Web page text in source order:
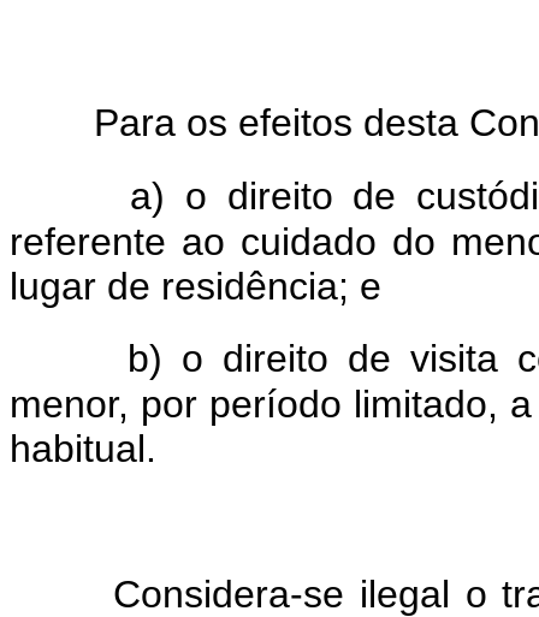
Para os efeitos desta
a) o direito de
referente ao cuidado do
lugar de residência; e
b) o direito de visita
menor, por período limitado,
habitual.
Considera-se ilegal o